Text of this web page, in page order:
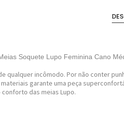
Soquete Lupo Feminina Cano
qualquer incômodo. Por não conter
garante uma peça
conforto das meias Lupo.